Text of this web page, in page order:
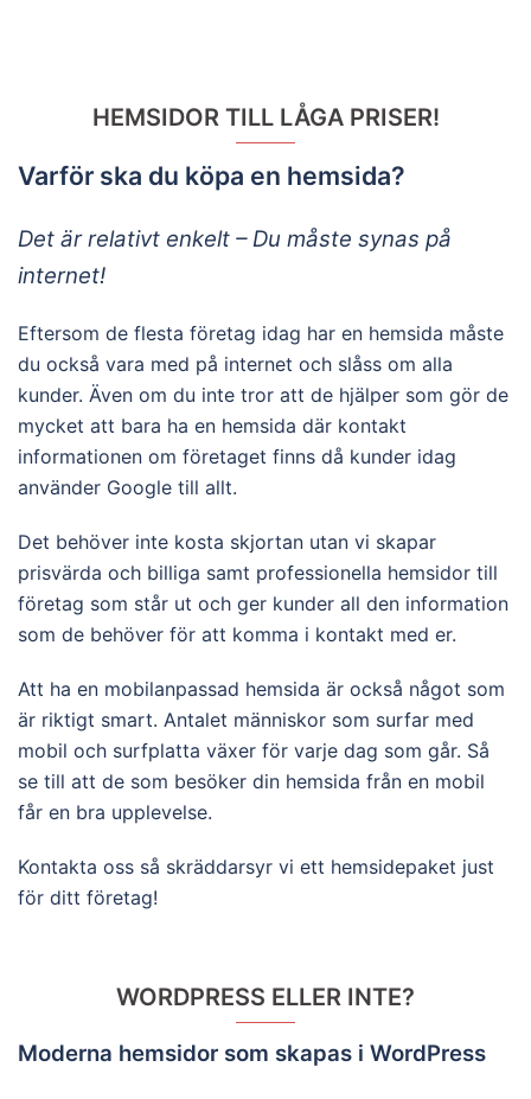
HEMSIDOR TILL LÅGA PRISER!
Varför ska du köpa en hemsida?
Det är relativt enkelt – Du måste synas på
internet!
Eftersom de flesta företag idag har en hemsida måste
du också vara med på internet och slåss om alla
kunder. Även om du inte tror att de hjälper som gör de
mycket att bara ha en hemsida där kontakt
informationen om företaget finns då kunder idag
använder Google till allt.
Det behöver inte kosta skjortan utan vi skapar
prisvärda och billiga samt professionella hemsidor till
företag som står ut och ger kunder all den information
som de behöver för att komma i kontakt med er.
Att ha en mobilanpassad hemsida är också något som
är riktigt smart. Antalet människor som surfar med
mobil och surfplatta växer för varje dag som går. Så
se till att de som besöker din hemsida från en mobil
får en bra upplevelse.
Kontakta oss så skräddarsyr vi ett hemsidepaket just
för ditt företag!
WORDPRESS ELLER INTE?
Moderna hemsidor som skapas i WordPress